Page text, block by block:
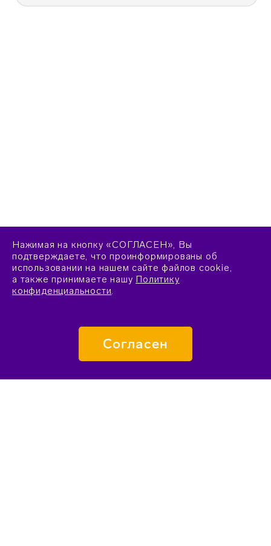
Нажимая на кнопку «СОГЛАСЕН», Вы
подтверждаете, что проинформированы об
использовании на нашем сайте файлов cookie,
а также принимаете нашу Политику
конфиденциальности.
Согласен